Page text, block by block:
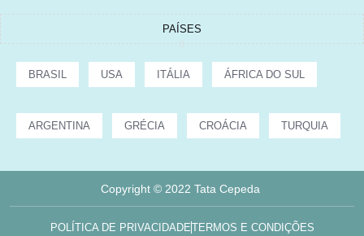
PAÍSES
BRASIL USA ITÁLIA ÁFRICA DO SUL
ARGENTINA GRÉCIA CROÁCIA TURQUIA
Copyright © 2022 Tata Cepeda
POLÍTICA DE PRIVACIDADETERMOS E CONDIÇÕES